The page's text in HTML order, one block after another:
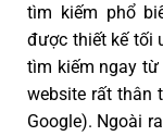
tìm kiếm phổ
được thiết kế tối
tìm kiếm ngay từ
website rất thân
Google). Ngoài